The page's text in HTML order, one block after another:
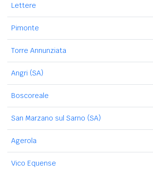
Lettere
Pimonte
Torre Annunziata
Angri (SA)
Boscoreale
San Marzano sul Sarno (SA)
Agerola
Vico Equense